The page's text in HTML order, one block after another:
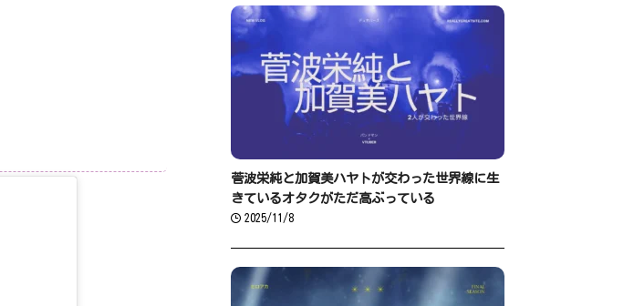
菅波栄純と加賀美ハヤトが交わった世界線に生
きているオタクがただ高ぶっている
2025/11/8